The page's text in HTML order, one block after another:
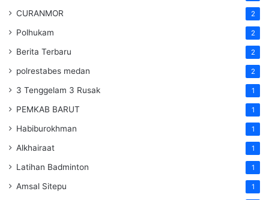
CURANMOR 2
Polhukam 2
Berita Terbaru 2
polrestabes medan 2
3 Tenggelam 3 Rusak 1
PEMKAB BARUT 1
Habiburokhman 1
Alkhairaat 1
Latihan Badminton 1
Amsal Sitepu 1